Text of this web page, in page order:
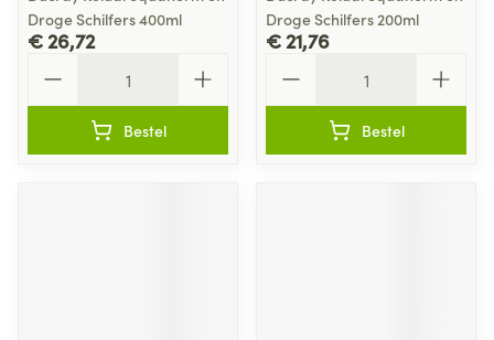
Droge Schilfers 400ml
€ 26,72
Bestel
Droge Schilfers 200ml
€ 21,76
Bestel